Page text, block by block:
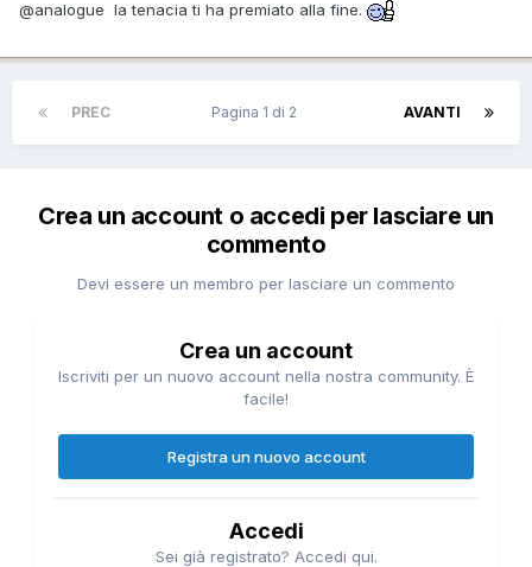
@analogue la tenacia ti ha premiato alla fine.
PREC AVANTI
Pagina 1 di 2
Crea un account o accedi per lasciare un
commento
Devi essere un membro per lasciare un commento
Crea un account
Iscriviti per un nuovo account nella nostra community. È
facile!
Registra un nuovo account
Accedi
Sei già registrato? Accedi qui.